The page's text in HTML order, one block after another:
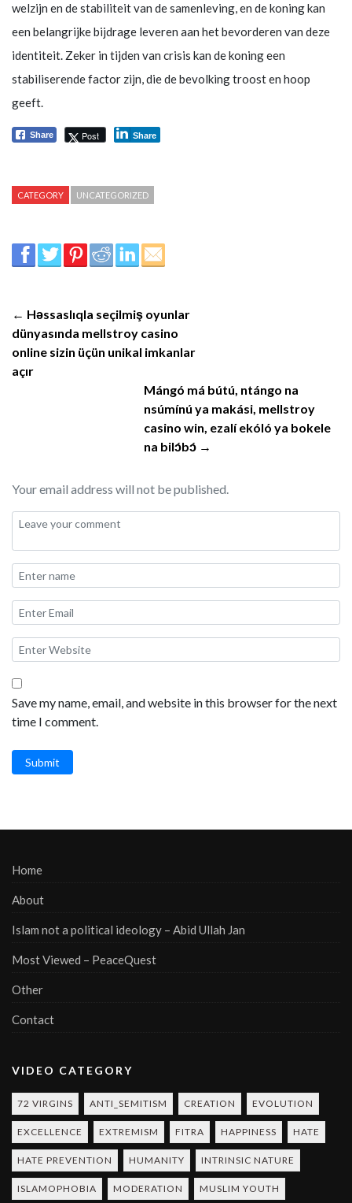
welzijn en de stabiliteit van de samenleving, en de koning kan
een belangrijke bijdrage leveren aan het bevorderen van deze
identiteit. Zeker in tijden van crisis kan de koning een
stabiliserende factor zijn, die de bevolking troost en hoop
geeft.
Share Post Share
CATEGORY UNCATEGORIZED
← Həssaslıqla seçilmiş oyunlar
dünyasında mellstroy casino
online sizin üçün unikal imkanlar
açır
Mángó má bútú, ntángo na
nsúmínú ya makási, mellstroy
casino win, ezalí ekóló ya bokele
na bilɔ́bɔ́ →
Your email address will not be published.
Save my name, email, and website in this browser for the next
time I comment.
Submit
Home
About
Islam not a political ideology – Abid Ullah Jan
Most Viewed – PeaceQuest
Other
Contact
VIDEO CATEGORY
72 VIRGINS ANTI_SEMITISM CREATION EVOLUTION
EXCELLENCE EXTREMISM FITRA HAPPINESS HATE
HATE PREVENTION HUMANITY INTRINSIC NATURE
ISLAMOPHOBIA MODERATION MUSLIM YOUTH